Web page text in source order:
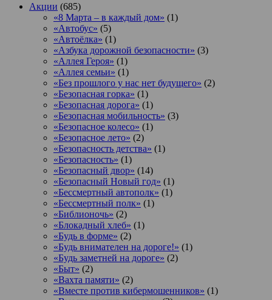
Акции (685)
«8 Марта – в каждый дом» (1)
«Автобус» (5)
«Автоёлка» (1)
«Азбука дорожной безопасности» (3)
«Аллея Героя» (1)
«Аллея семьи» (1)
«Без прошлого у нас нет будущего» (2)
«Безопасная горка» (1)
«Безопасная дорога» (1)
«Безопасная мобильность» (3)
«Безопасное колесо» (1)
«Безопасное лето» (2)
«Безопасность детства» (1)
«Безопасность» (1)
«Безопасный двор» (14)
«Безопасный Новый год» (1)
«Бессмертный автополк» (1)
«Бессмертный полк» (1)
«Библионочь» (2)
«Блокадный хлеб» (1)
«Будь в форме» (2)
«Будь внимателен на дороге!» (1)
«Будь заметней на дороге» (2)
«Быт» (2)
«Вахта памяти» (2)
«Вместе против кибермошенников» (1)